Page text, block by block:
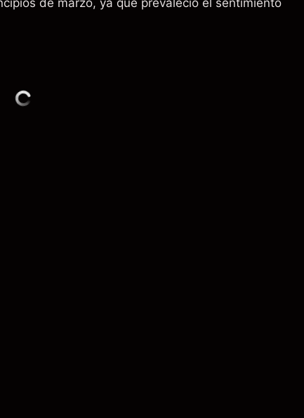
de marzo, ya que prevaleció el sentimiento